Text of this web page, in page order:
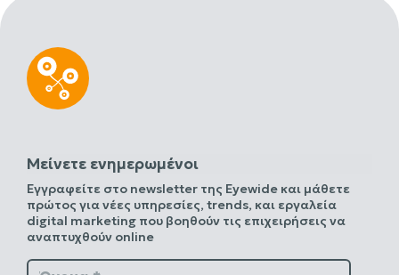
Μείνετε ενημερωμένοι
Εγγραφείτε στο newsletter της Eyewide και μάθετε
πρώτος για νέες υπηρεσίες, trends, και εργαλεία
digital marketing που βοηθούν τις επιχειρήσεις να
αναπτυχθούν online
Όνομα *